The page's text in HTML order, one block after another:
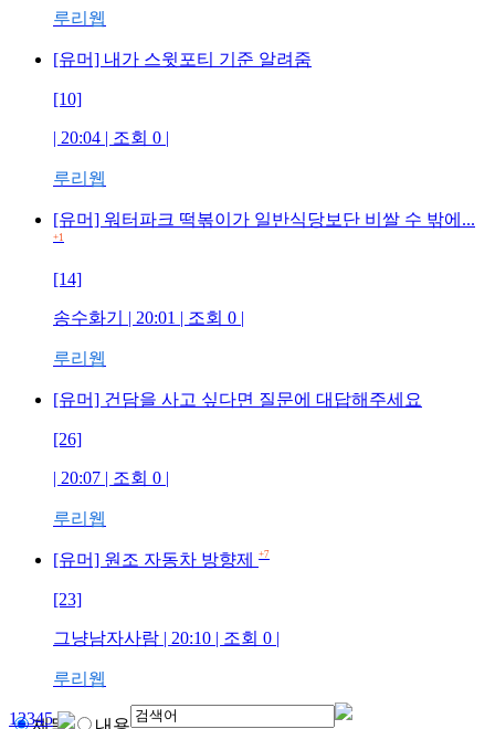
루리웹
[유머] 내가 스윗포티 기준 알려줌
[10]
| 20:04 | 조회 0 |
루리웹
[유머] 워터파크 떡볶이가 일반식당보단 비쌀 수 밖에...
+1
[14]
송수화기 | 20:01 | 조회 0 |
루리웹
[유머] 건담을 사고 싶다면 질문에 대답해주세요
[26]
| 20:07 | 조회 0 |
루리웹
[유머] 원조 자동차 방향제 +7
[23]
그냥남자사람 | 20:10 | 조회 0 |
루리웹
12345